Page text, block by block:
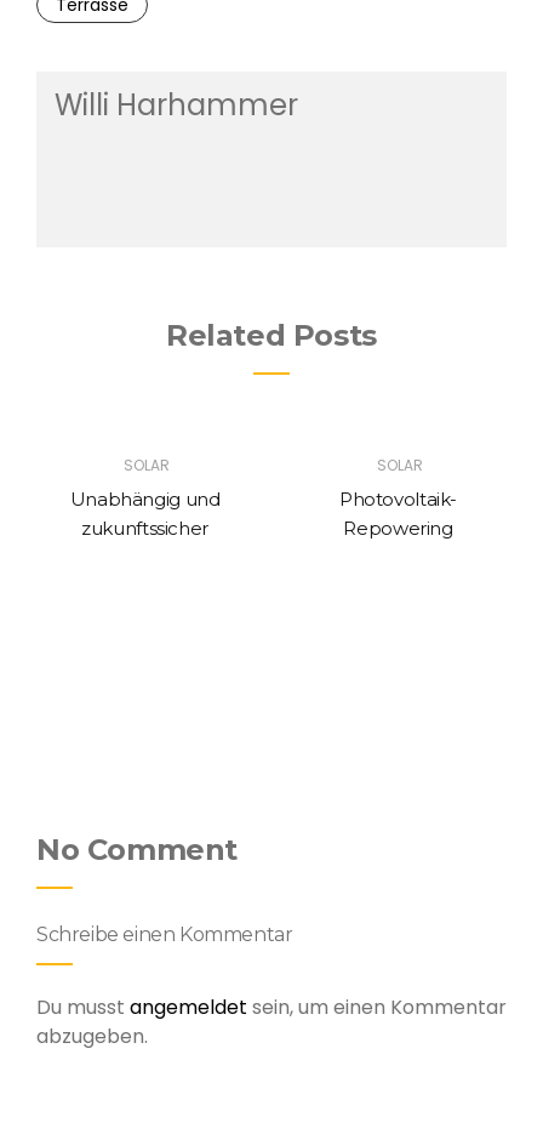
Terrasse
Willi Harhammer
Related Posts
SOLAR
Unabhängig und
zukunftssicher
SOLAR
Photovoltaik-
Repowering
No Comment
Schreibe einen Kommentar
Du musst angemeldet sein, um einen Kommentar
abzugeben.